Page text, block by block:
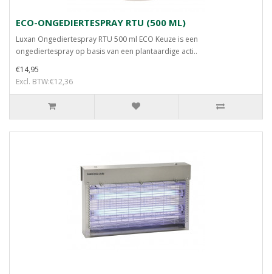
ECO-ONGEDIERTESPRAY RTU (500 ML)
Luxan Ongediertespray RTU 500 ml ECO Keuze is een
ongediertespray op basis van een plantaardige acti..
€14,95
Excl. BTW:€12,36